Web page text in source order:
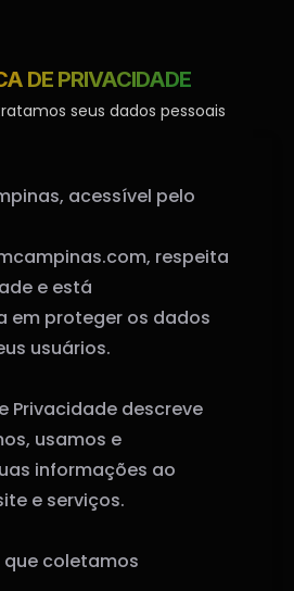
DE PRIVACIDADE
seus dados pessoais
acessível pelo
respeita
e está
em proteger os dados
usuários.
Privacidade descreve
usamos e
informações ao
e serviços.
que coletamos